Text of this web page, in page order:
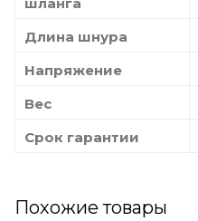
Длина шнура
Напряжение
Вес
Срок гарантии
Похожие товары